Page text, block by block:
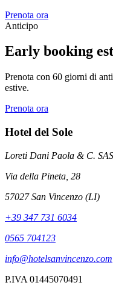
Prenota ora
Anticipo
Early booking
Prenota con 60 giorni di
estive.
Prenota ora
Hotel del Sole
Loreti Dani Paola & C. SAS
Via della Pineta, 28
57027 San Vincenzo (LI)
+39 347 731 6034
0565 704123
info@hotelsanvincenzo.com
P.IVA 01445070491